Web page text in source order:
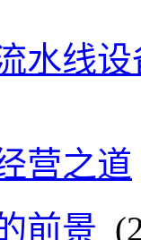
水线
营之道
前景